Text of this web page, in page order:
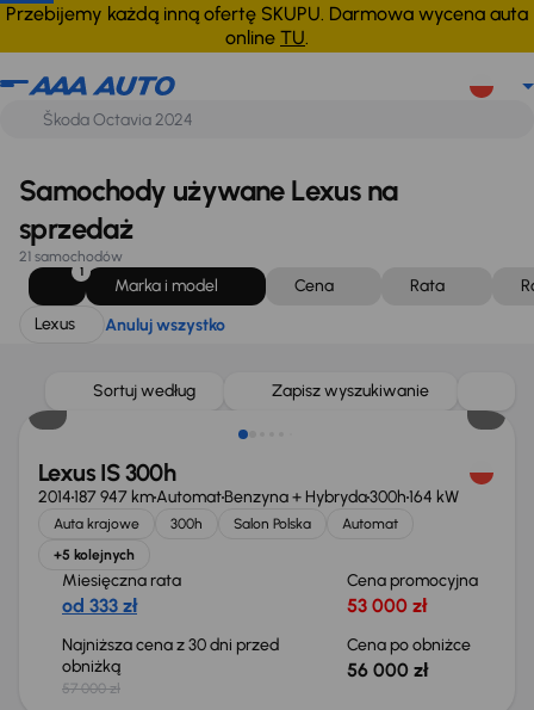
Przebijemy każdą inną ofertę SKUPU. Darmowa wycena auta
online TU.
Lexus Anuluj wszystko
Samochody używane Lexus na
sprzedaż
21 samochodów
1
Marka i model Cena Rata
Lexus
Anuluj wszystko
Sortuj według Zapisz wyszukiwanie
Taniej o 1 000 zł
Lexus IS 300h
2014187 947 kmAutomatBenzyna + Hybryda300h164 kW
Auta krajowe 300h Salon Polska
Automat
+5 kolejnych
Miesięczna rata
od 333 zł
Cena promocyjna
53 000 zł
Najniższa cena z 30 dni przed
obniżką
57 000 zł
Cena po obniżce
56 000 zł
Świeżo skupione